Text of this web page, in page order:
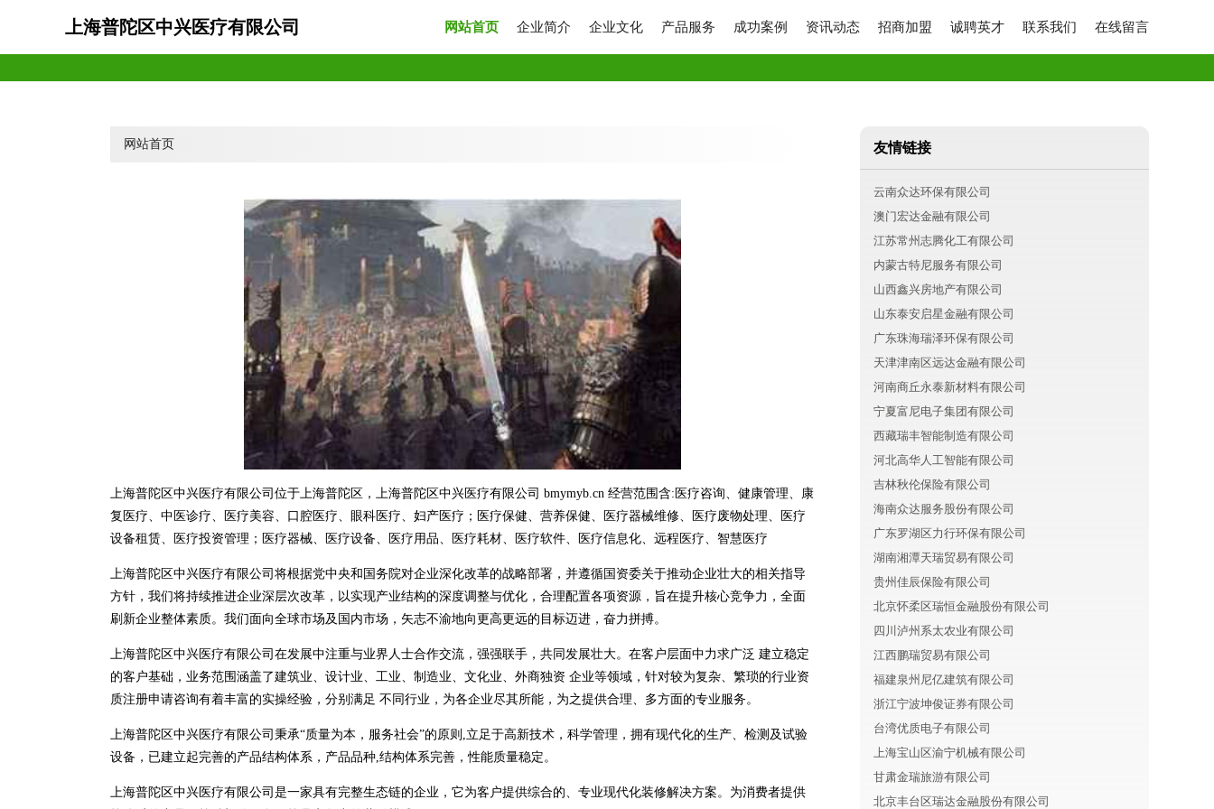
上海普陀区中兴医疗有限公司 网站首页 企业简介 企业文化 产品服务 成功案例 资讯动态 招商加盟 诚聘英才 联系我们 在线留言
网站首页
上海普陀区中兴医疗有限公司位于上海普陀区，上海普陀区中兴医疗有限公司 bmymyb.cn 经营范围含:医疗咨询、健康管理、康
复医疗、中医诊疗、医疗美容、口腔医疗、眼科医疗、妇产医疗；医疗保健、营养保健、医疗器械维修、医疗废物处理、医疗
设备租赁、医疗投资管理；医疗器械、医疗设备、医疗用品、医疗耗材、医疗软件、医疗信息化、远程医疗、智慧医疗
上海普陀区中兴医疗有限公司将根据党中央和国务院对企业深化改革的战略部署，并遵循国资委关于推动企业壮大的相关指导
方针，我们将持续推进企业深层次改革，以实现产业结构的深度调整与优化，合理配置各项资源，旨在提升核心竞争力，全面
刷新企业整体素质。我们面向全球市场及国内市场，矢志不渝地向更高更远的目标迈进，奋力拼搏。
上海普陀区中兴医疗有限公司在发展中注重与业界人士合作交流，强强联手，共同发展壮大。在客户层面中力求广泛 建立稳定
的客户基础，业务范围涵盖了建筑业、设计业、工业、制造业、文化业、外商独资 企业等领域，针对较为复杂、繁琐的行业资
质注册申请咨询有着丰富的实操经验，分别满足 不同行业，为各企业尽其所能，为之提供合理、多方面的专业服务。
上海普陀区中兴医疗有限公司秉承“质量为本，服务社会”的原则,立足于高新技术，科学管理，拥有现代化的生产、检测及试验
设备，已建立起完善的产品结构体系，产品品种,结构体系完善，性能质量稳定。
上海普陀区中兴医疗有限公司是一家具有完整生态链的企业，它为客户提供综合的、专业现代化装修解决方案。为消费者提供
友情链接
云南众达环保有限公司
澳门宏达金融有限公司
江苏常州志腾化工有限公司
内蒙古特尼服务有限公司
山西鑫兴房地产有限公司
山东泰安启星金融有限公司
广东珠海瑞泽环保有限公司
天津津南区远达金融有限公司
河南商丘永泰新材料有限公司
宁夏富尼电子集团有限公司
西藏瑞丰智能制造有限公司
河北高华人工智能有限公司
吉林秋伦保险有限公司
海南众达服务股份有限公司
广东罗湖区力行环保有限公司
湖南湘潭天瑞贸易有限公司
贵州佳辰保险有限公司
北京怀柔区瑞恒金融股份有限公司
四川泸州系太农业有限公司
江西鹏瑞贸易有限公司
福建泉州尼亿建筑有限公司
浙江宁波坤俊证券有限公司
台湾优质电子有限公司
上海宝山区渝宁机械有限公司
甘肃金瑞旅游有限公司
北京丰台区瑞达金融股份有限公司